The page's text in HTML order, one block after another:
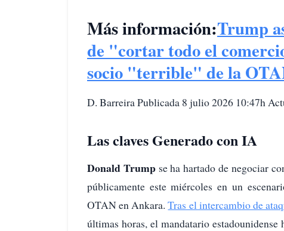
Más información:Trump
de "cortar todo el
socio "terrible" de la
D. Barreira Publicada 8 julio 2026 10:47h
Las claves Generado con IA
Donald Trumpse ha hartado de negociar
públicamente este miércoles en un
OTAN en Ankara.Tras el intercambio de
últimas horas, el mandatario